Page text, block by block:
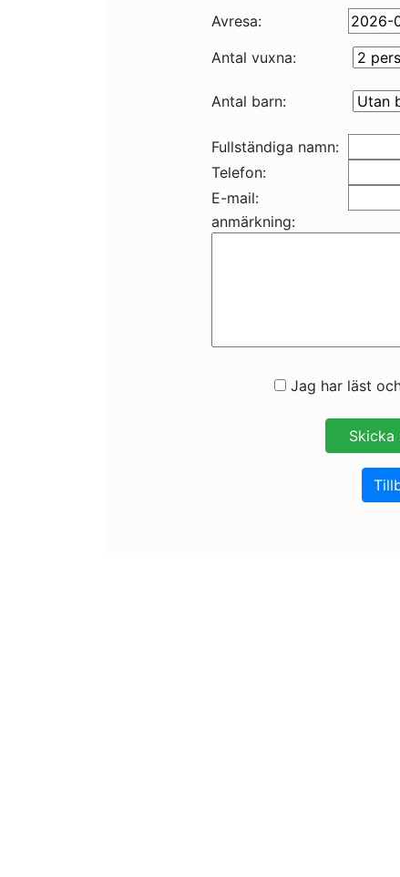
Avresa:
Antal vuxna:
Antal barn:
Fullständiga namn:
Telefon:
E-mail:
anmärkning:
Jag har läst